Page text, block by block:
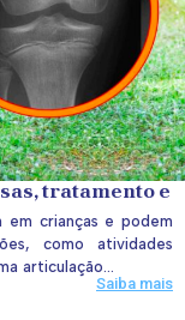
tratamento e
em crianças e podem
como atividades
articulação...
Saiba mais